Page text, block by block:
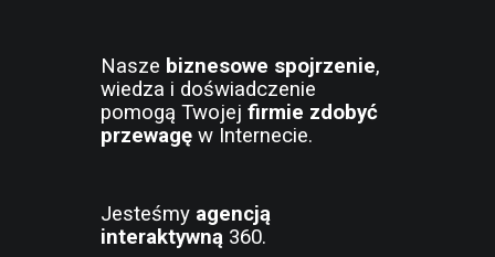
Nasze biznesowe spojrzenie,
wiedza i doświadczenie
pomogą Twojej firmie zdobyć
przewagęw Internecie.
Jesteśmy agencją
interaktywną360.